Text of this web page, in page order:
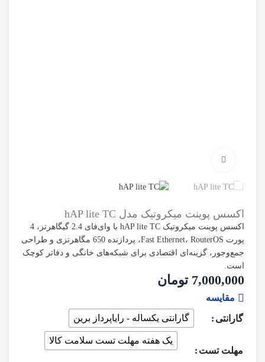
اکسس پوینت میکروتیک مدل hAP lite TC
اکسس پوینت میکروتیک hAP lite TC با وای‌فای 2.4 گیگاهرتز، 4
پورت Fast Ethernet، RouterOS، پردازنده 650 مگاهرتزی و طراحی
جمع‌وجور، گزینه‌ای اقتصادی برای شبکه‌های خانگی و دفاتر کوچک
است.
7,000,000 تومان
مقایسه
گارانتی گارانتی یکساله - رایاپرداز برین
مهلت تست
یک هفته مهلت تست سلامت کالا